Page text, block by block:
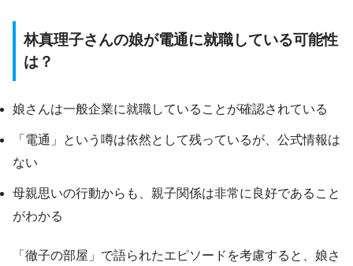
林真理子さんの娘が電通に就職している可能性
は？
娘さんは一般企業に就職していることが確認されている
「電通」という噂は依然として残っているが、公式情報は
ない
母親思いの行動からも、親子関係は非常に良好であること
がわかる
「徹子の部屋」で語られたエピソードを考慮すると、娘さ